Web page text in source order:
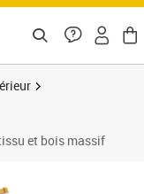
et bois massif